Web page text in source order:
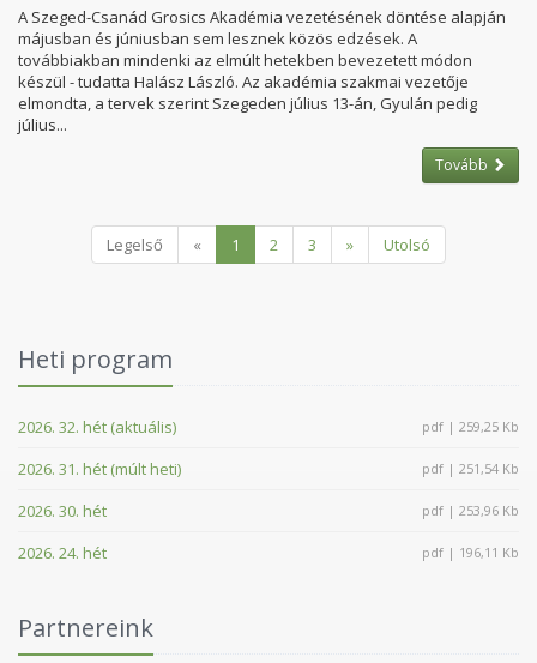
A Szeged-Csanád Grosics Akadémia vezetésének döntése alapján
májusban és júniusban sem lesznek közös edzések. A
továbbiakban mindenki az elmúlt hetekben bevezetett módon
készül - tudatta Halász László. Az akadémia szakmai vezetője
elmondta, a tervek szerint Szegeden július 13-án, Gyulán pedig
július...
Tovább
Legelső « 1 2 3 » Utolsó
Heti program
2026. 32. hét (aktuális) pdf | 259,25 Kb
2026. 31. hét (múlt heti) pdf | 251,54 Kb
2026. 30. hét pdf | 253,96 Kb
2026. 24. hét pdf | 196,11 Kb
Partnereink